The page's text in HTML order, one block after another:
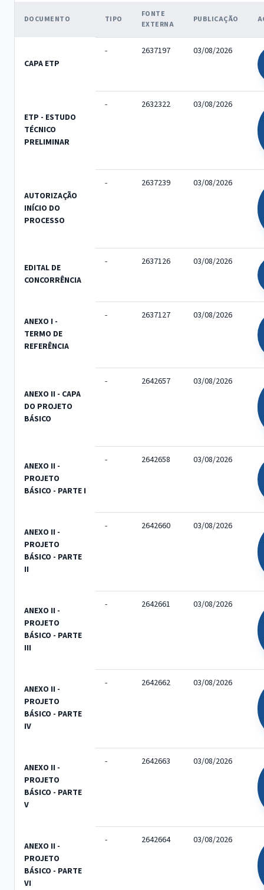
DOCUMENTO TIPO
FONTE
EXTERNA
PUBLICAÇÃO
CAPA ETP
- 2637197 03/08/2026
ETP - ESTUDO
TÉCNICO
PRELIMINAR
- 2632322 03/08/2026
AUTORIZAÇÃO
INÍCIO DO
PROCESSO
- 2637239 03/08/2026
EDITAL DE
CONCORRÊNCIA
- 2637126 03/08/2026
ANEXO I -
TERMO DE
REFERÊNCIA
- 2637127 03/08/2026
ANEXO II - CAPA
DO PROJETO
BÁSICO
- 2642657 03/08/2026
ANEXO II -
PROJETO
BÁSICO - PARTE I
- 2642658 03/08/2026
ANEXO II -
PROJETO
BÁSICO - PARTE
II
- 2642660 03/08/2026
ANEXO II -
PROJETO
BÁSICO - PARTE
III
- 2642661 03/08/2026
ANEXO II -
PROJETO
BÁSICO - PARTE
IV
- 2642662 03/08/2026
ANEXO II -
PROJETO
BÁSICO - PARTE
V
- 2642663 03/08/2026
ANEXO II -
PROJETO
BÁSICO - PARTE
VI
- 2642664 03/08/2026